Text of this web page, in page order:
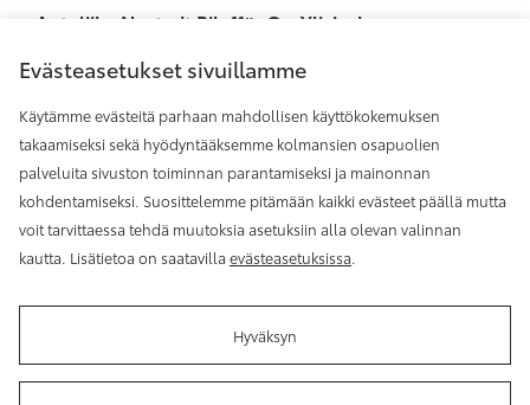
Autoliike Nystedt Bilaffär Oy, Ylivieska
Maakunnan Auto, Kauhajoki
Maakunnan Auto, Seinäjoki
Evästeasetukset sivuillamme
Käytämme evästeitä parhaan mahdollisen käyttökokemuksen
takaamiseksi sekä hyödyntääksemme kolmansien osapuolien
palveluita sivuston toiminnan parantamiseksi ja mainonnan
kohdentamiseksi. Suosittelemme pitämään kaikki evästeet päällä mutta
voit tarvittaessa tehdä muutoksia asetuksiin alla olevan valinnan
kautta. Lisätietoa on saatavilla evästeasetuksissa.
Hyväksyn